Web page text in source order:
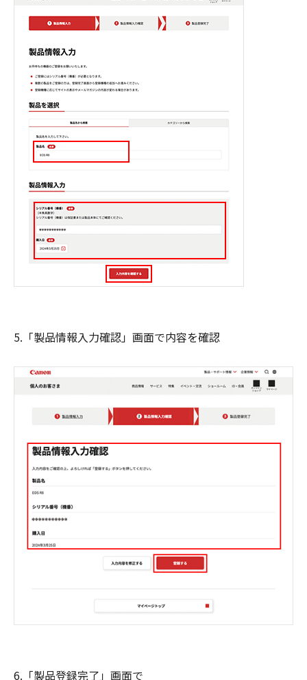
5.「製品情報入力確認」画面で内容を確認
6.「製品登録完了」画面で